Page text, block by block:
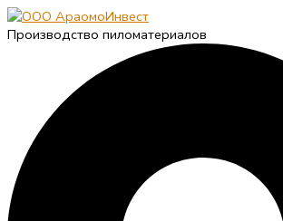
Производство пиломатериалов